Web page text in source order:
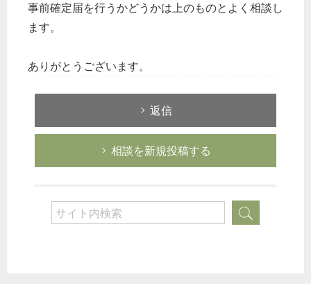
事前確定届を行うかどうかは上のものとよく相談し
ます。
ありがとうございます。
返信
相談を新規投稿する